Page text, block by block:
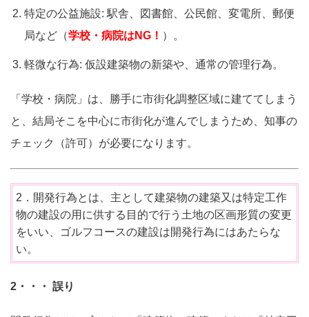
特定の公益施設: 駅舎、図書館、公民館、変電所、郵便
局など（学校・病院はNG！ ）。
軽微な行為: 仮設建築物の新築や、通常の管理行為。
「学校・病院」は、勝手に市街化調整区域に建ててしまう
と、結局そこを中心に市街化が進んでしまうため、知事の
チェック（許可）が必要になります。
2．開発行為とは、主として建築物の建築又は特定工作
物の建設の用に供する目的で行う土地の区画形質の変更
をいい、ゴルフコースの建設は開発行為にはあたらな
い。
2・・・ 誤り